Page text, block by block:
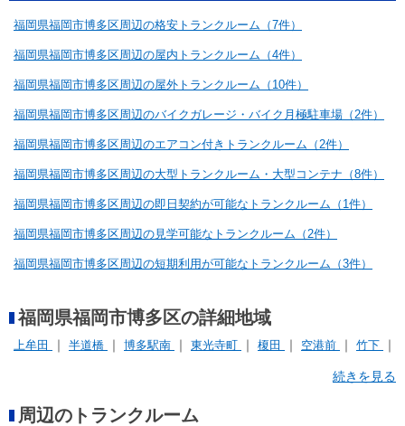
福岡県福岡市博多区周辺の格安トランクルーム（7件）
福岡県福岡市博多区周辺の屋内トランクルーム（4件）
福岡県福岡市博多区周辺の屋外トランクルーム（10件）
福岡県福岡市博多区周辺のバイクガレージ・バイク月極駐車場（2件）
福岡県福岡市博多区周辺のエアコン付きトランクルーム（2件）
福岡県福岡市博多区周辺の大型トランクルーム・大型コンテナ（8件）
福岡県福岡市博多区周辺の即日契約が可能なトランクルーム（1件）
福岡県福岡市博多区周辺の見学可能なトランクルーム（2件）
福岡県福岡市博多区周辺の短期利用が可能なトランクルーム（3件）
福岡県福岡市博多区の詳細地域
上牟田 半道橋 博多駅南 東光寺町 榎田 空港前
竹下
続きを見る
周辺のトランクルーム